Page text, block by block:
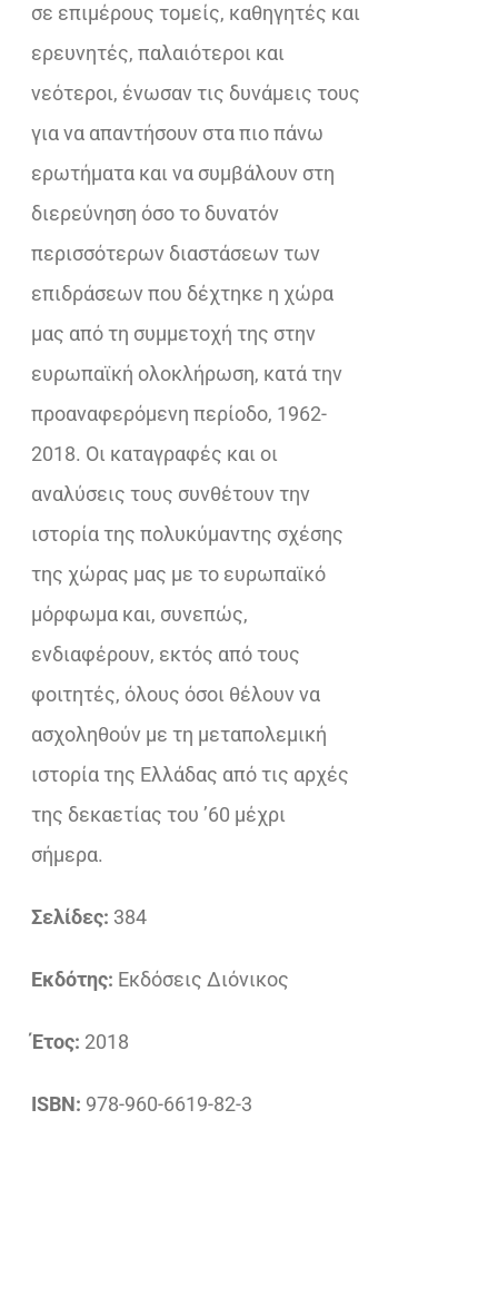
σε επιμέρους τομείς, καθηγητές και
ερευνητές, παλαιότεροι και
νεότεροι, ένωσαν τις δυνάμεις τους
για να απαντήσουν στα πιο πάνω
ερωτήματα και να συμβάλουν στη
διερεύνηση όσο το δυνατόν
περισσότερων διαστάσεων των
επιδράσεων που δέχτηκε η χώρα
μας από τη συμμετοχή της στην
ευρωπαϊκή ολοκλήρωση, κατά την
προαναφερόμενη περίοδο, 1962-
2018. Οι καταγραφές και οι
αναλύσεις τους συνθέτουν την
ιστορία της πολυκύμαντης σχέσης
της χώρας μας με το ευρωπαϊκό
μόρφωμα και, συνεπώς,
ενδιαφέρουν, εκτός από τους
φοιτητές, όλους όσοι θέλουν να
ασχοληθούν με τη μεταπολεμική
ιστορία της Ελλάδας από τις αρχές
της δεκαετίας του ’60 μέχρι
σήμερα.
Σελίδες: 384
Εκδότης: Εκδόσεις Διόνικος
Έτος: 2018
ISBN: 978-960-6619-82-3